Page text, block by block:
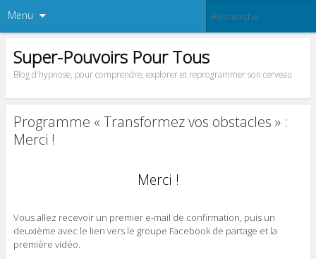
Menu
Super-Pouvoirs Pour Tous
Blog d'hypnose, pour comprendre, explorer et reprogrammer son cerveau
Programme « Transformez vos obstacles » :
Merci !
Merci !
Vous allez recevoir un premier e-mail de confirmation, puis un
deuxième avec le lien vers le groupe Facebook de partage et la
première vidéo.